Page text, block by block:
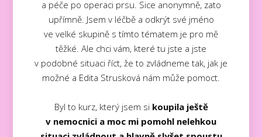
a péče po operaci prsu. Sice anonymně, zato
upřímně. Jsem v léčbě a odkrýt své jméno
ve velké skupině s tímto tématem je pro mě
těžké. Ale chci vám, které tu jste a jste
v podobné situaci říct, že to zvládneme tak, jak je
možné a Edita Strusková nám může pomoct.
Byl to kurz, který jsem si koupila ještě
v nemocnici a moc mi pomohl nelehkou